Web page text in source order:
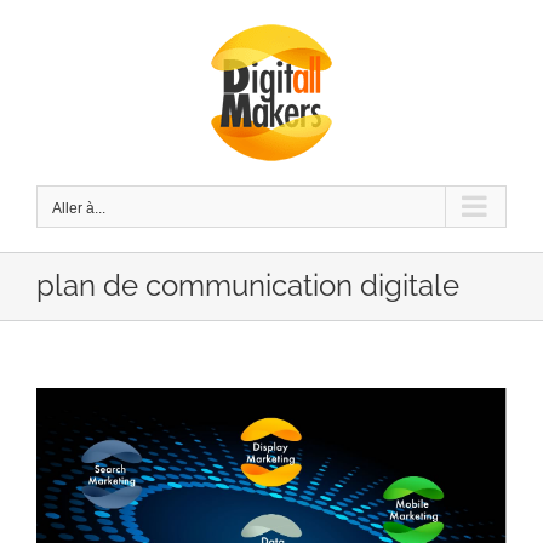
Aller à...
plan de communication digitale